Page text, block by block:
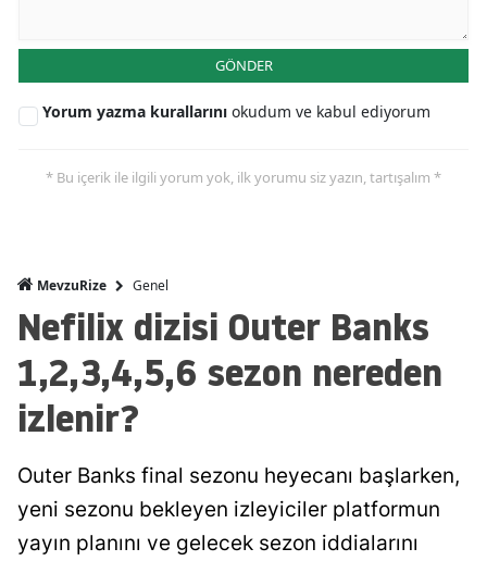
GÖNDER
Yorum yazma kurallarını okudum ve kabul ediyorum
* Bu içerik ile ilgili yorum yok, ilk yorumu siz yazın, tartışalım *
MevzuRize Genel
Nefilix dizisi Outer Banks
1,2,3,4,5,6 sezon nereden
izlenir?
Outer Banks final sezonu heyecanı başlarken,
yeni sezonu bekleyen izleyiciler platformun
yayın planını ve gelecek sezon iddialarını